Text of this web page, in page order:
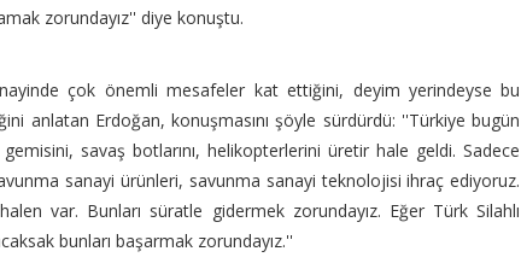
zorundayız'' diye konuştu.
çok önemli mesafeler kat ettiğini, deyim yerindeyse bu
anlatan Erdoğan, konuşmasını şöyle sürdürdü: ''Türkiye bugün
savaş botlarını, helikopterlerini üretir hale geldi. Sadece
sanayi ürünleri, savunma sanayi teknolojisi ihraç ediyoruz.
var. Bunları süratle gidermek zorundayız. Eğer Türk Silahlı
bunları başarmak zorundayız.''